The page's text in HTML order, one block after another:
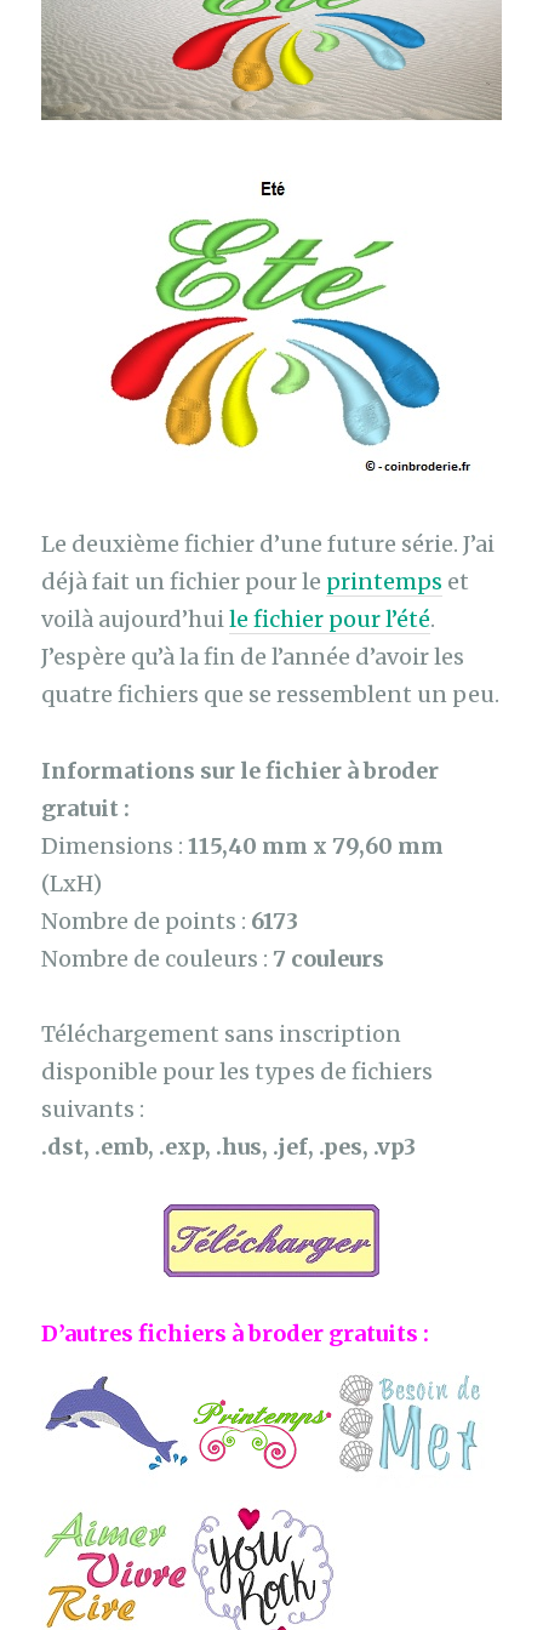
Le deuxième fichier d’une future série. J’ai
déjà fait un fichier pour le printemps et
voilà aujourd’huile fichier pour l’été.
J’espère qu’à la fin de l’année d’avoir les
quatre fichiers que se ressemblent un peu.
Informations sur le fichier à broder
gratuit :
Dimensions :115,40 mm x 79,60 mm
(LxH)
Nombre de points : 6173
Nombre de couleurs : 7 couleurs
Téléchargement sans inscription
disponible pour les types de fichiers
suivants :
.dst, .emb, .exp, .hus, .jef, .pes, .vp3
D’autres fichiers à broder gratuits :